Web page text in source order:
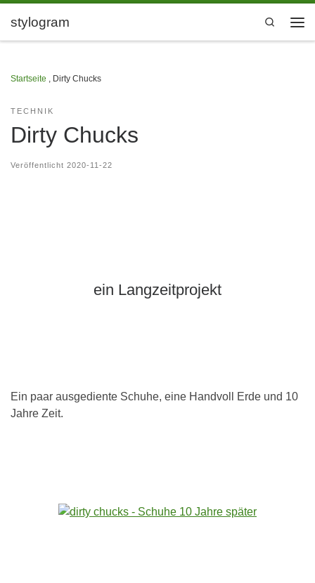
Zum Inhalt springen
stylogram
Search
Startseite , Dirty Chucks
TECHNIK
Dirty Chucks
Veröffentlicht 2020-11-22
ein Langzeitprojekt
Ein paar ausgediente Schuhe, eine Handvoll Erde und 10
Jahre Zeit.